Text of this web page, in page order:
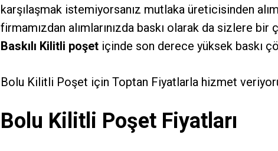
karşılaşmak istemiyorsanız mutlaka üreticisinden
firmamızdan alımlarınızda baskı olarak da sizlere
Baskılı Kilitli poşet içinde son derece yüksek baskı
Bolu Kilitli Poşet için Toptan Fiyatlarla hizmet
Bolu Kilitli Poşet Fiyatları